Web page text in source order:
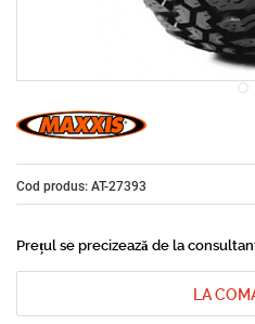
Cod produs: AT-27393
Prețul se precizează de la
LA